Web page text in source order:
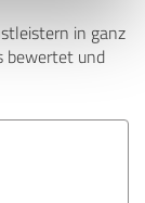
in ganz
bewertet und